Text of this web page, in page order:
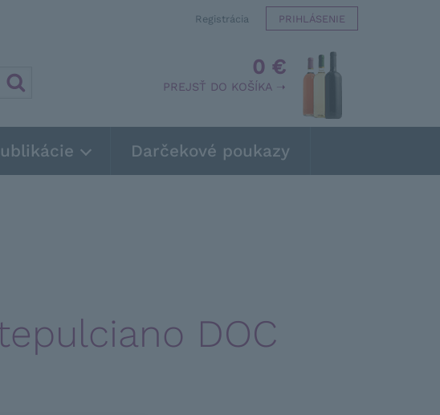
Registrácia PRIHLÁSENIE
0 €
PREJSŤ DO KOŠÍKA ➝
Darčekové poukazy
DOC